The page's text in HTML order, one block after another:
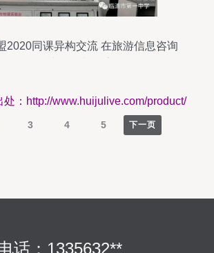
2020同课异构交流 在旅游信息咨询
：http://www.huijulive.com/product/
3 4 5 下一页
话：1335632**